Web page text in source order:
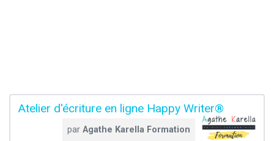
Atelier d'écriture en ligne Happy Writer®
par Agathe Karella Formation